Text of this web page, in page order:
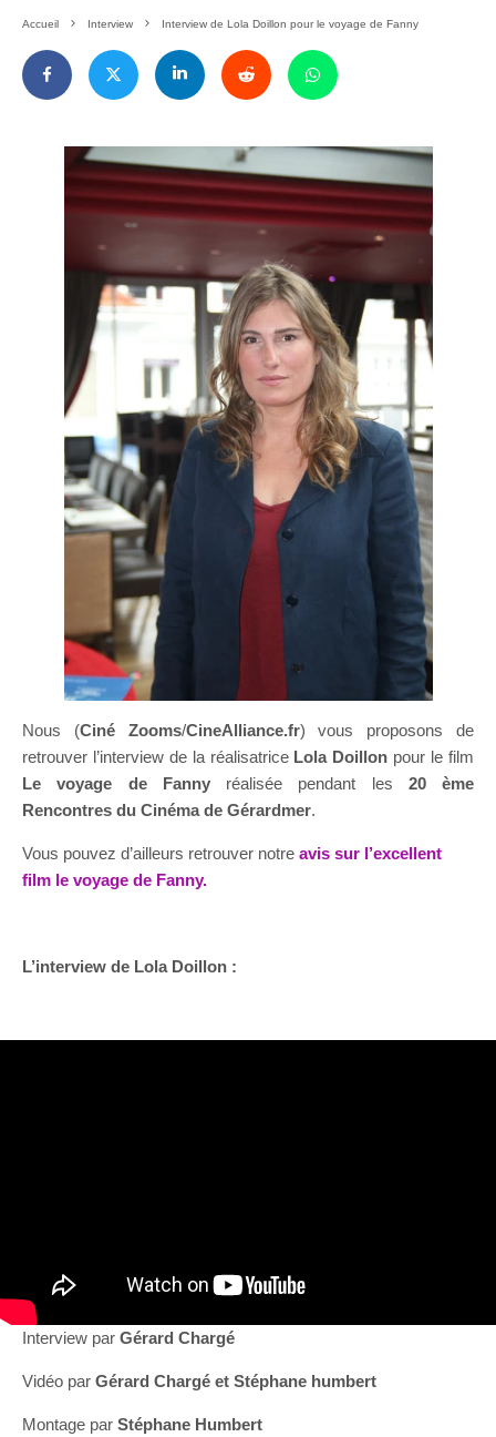
Accueil Interview Interview de Lola Doillon pour le voyage de Fanny
Nous (Ciné Zooms/CineAlliance.fr) vous proposons de
retrouver l’interview de la réalisatrice Lola Doillon pour le film
Le voyage de Fannyréalisée pendant les 20 ème
Rencontres du Cinéma de Gérardmer.
Vous pouvez d’ailleurs retrouver notre avis sur l’excellent
film le voyage de Fanny.
L’interview de Lola Doillon :
Interview par Gérard Chargé
Vidéo par Gérard Chargé et Stéphane humbert
Montage par Stéphane Humbert